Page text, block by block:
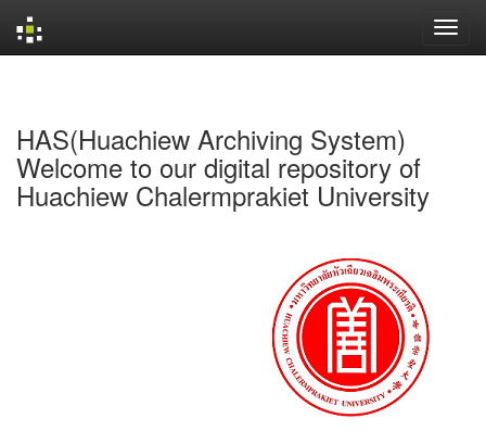
HAS(Huachiew Archiving System)
Welcome to our digital repository of
Huachiew Chalermprakiet University